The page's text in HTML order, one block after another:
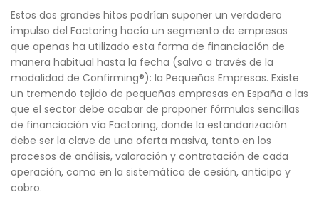
Estos dos grandes hitos podrían suponer un verdadero
impulso del Factoring hacía un segmento de empresas
que apenas ha utilizado esta forma de financiación de
manera habitual hasta la fecha (salvo a través de la
modalidad de Confirming®): la Pequeñas Empresas. Existe
un tremendo tejido de pequeñas empresas en España a las
que el sector debe acabar de proponer fórmulas sencillas
de financiación vía Factoring, donde la estandarización
debe ser la clave de una oferta masiva, tanto en los
procesos de análisis, valoración y contratación de cada
operación, como en la sistemática de cesión, anticipo y
cobro.